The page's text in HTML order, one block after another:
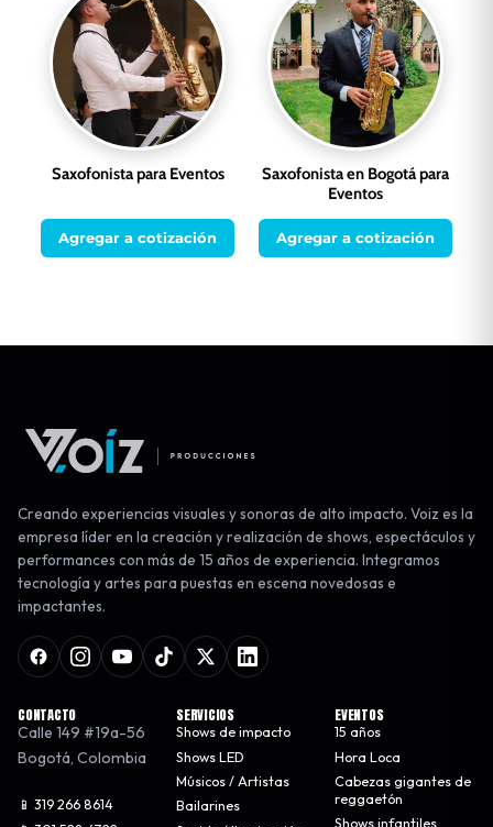
Saxofonista para Eventos
Agregar a cotización
Saxofonista en Bogotá para
Eventos
Agregar a cotización
Creando experiencias visuales y sonoras de alto impacto. Voiz es la
empresa líder en la creación y realización de shows, espectáculos y
performances con más de 15 años de experiencia. Integramos
tecnología y artes para puestas en escena novedosas e
impactantes.
CONTACTO
Calle 149 #19a-56
Bogotá, Colombia
📱 319 266 8614
SERVICIOS
Shows de impacto
Shows LED
Músicos / Artistas
Bailarines
EVENTOS
15 años
Hora Loca
Cabezas gigantes de
reggaetón